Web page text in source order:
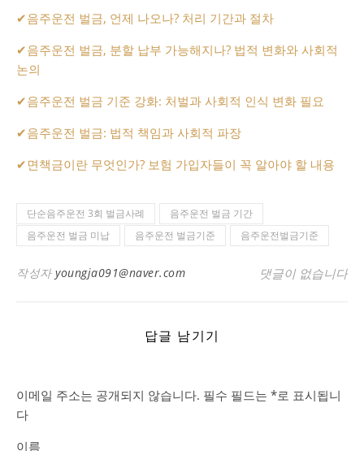
✔음주운전 벌금, 언제 나오나? 처리 기간과 절차
✔음주운전 벌금, 분할 납부 가능해지나? 법적 변화와 사회적
논의
✔음주운전 벌금 기준 강화: 처벌과 사회적 인식 변화 필요
✔음주운전 벌금: 법적 책임과 사회적 파장
✔면책금이란 무엇인가? 보험 가입자들이 꼭 알아야 할 내용
단순음주운전 3회 벌금사례
음주운전 벌금 기간
음주운전 벌금 미납
음주운전 벌금기준 음주운전벌금기준
작성자 youngja091@naver.com 댓글이 없습니다
답글 남기기
이메일 주소는 공개되지 않습니다. 필수 필드는 *로 표시됩니
다
이름